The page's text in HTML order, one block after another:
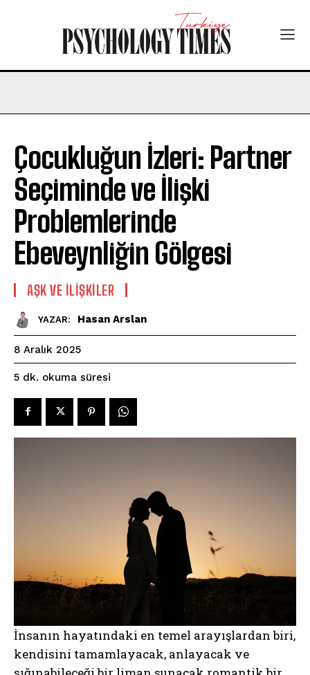
Çocukluğun İzleri: Partner
Seçiminde ve İlişki
Problemlerinde
Ebeveynliğin Gölgesi
AŞK VE İLIŞKILER
YAZAR: Hasan Arslan
8 Aralık 2025
5 dk. okuma süresi
İnsanın hayatındaki en temel arayışlardan biri,
kendisini tamamlayacak, anlayacak ve